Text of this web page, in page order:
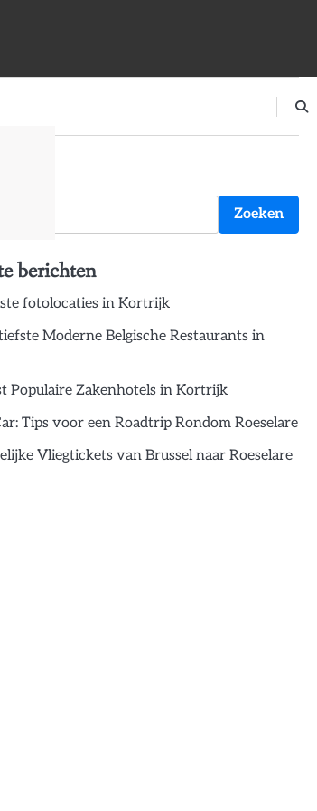
Zoeken
berichten
fotolocaties in Kortrijk
Moderne Belgische Restaurants in
Populaire Zakenhotels in Kortrijk
Tips voor een Roadtrip Rondom Roeselare
Vliegtickets van Brussel naar Roeselare